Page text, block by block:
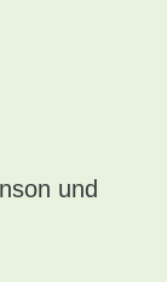
und